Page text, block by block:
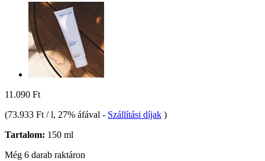
11.090 Ft
(73.933 Ft / l, 27% áfával - Szállítási díjak )
Tartalom: 150 ml
Még 6 darab raktáron